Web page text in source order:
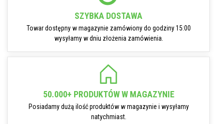
SZYBKA DOSTAWA
Towar dostępny w magazynie zamówiony do godziny 15:00
wysyłamy w dniu złożenia zamówienia.
50.000+ PRODUKTÓW W MAGAZYNIE
Posiadamy dużą ilość produktów w magazynie i wysyłamy
natychmiast.